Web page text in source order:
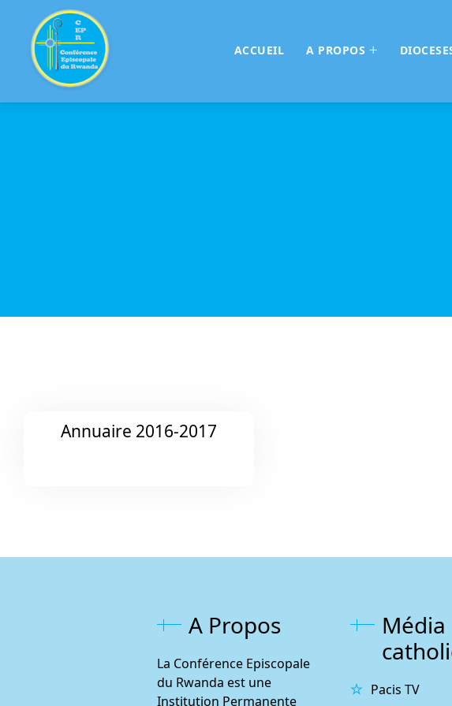
ACCUEIL A PROPOS
Annuaire 2016-2017
A Propos
La Conférence Episcopale
du Rwanda est une
Institution Permanente
Média
Pacis TV